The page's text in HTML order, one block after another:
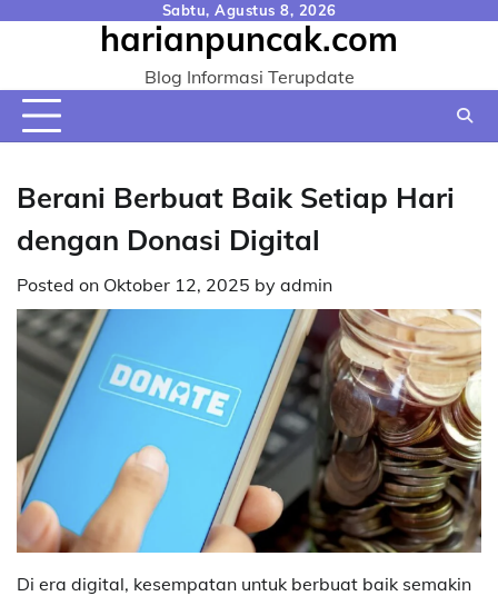
Sabtu, Agustus 8, 2026
harianpuncak.com
Blog Informasi Terupdate
Berani Berbuat Baik Setiap Hari
dengan Donasi Digital
Posted on Oktober 12, 2025 by admin
Di era digital, kesempatan untuk berbuat baik semakin